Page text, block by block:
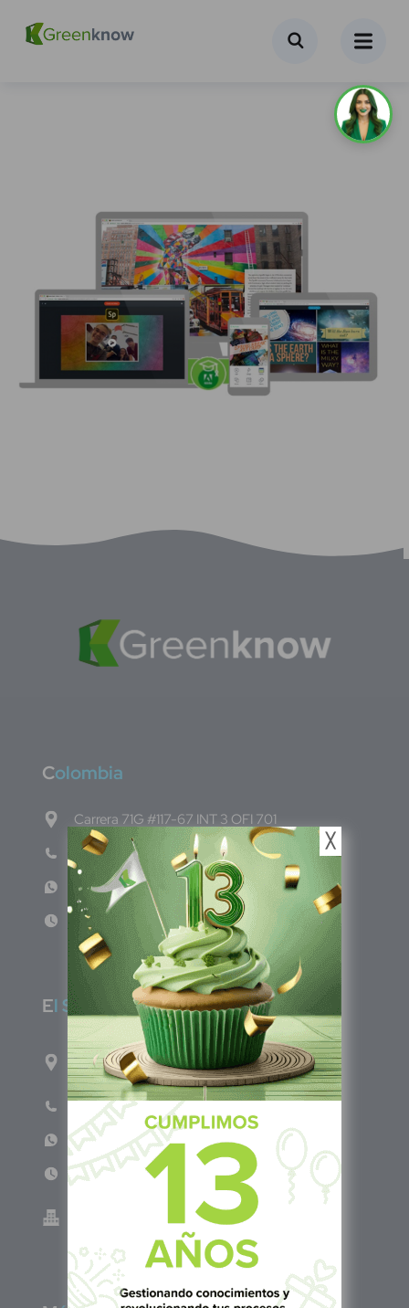
Colombia
Carrera 71G #117-67 INT 3 OFI 701
Teléfono: (601) 522 3869
WhatsApp: +57 317 4651554
Lun - Vie 8:00am - 5:00pm
El Salvador
1ro Cll Pte, y 61 Av Nte, #3206, Local 9, San
Salvador Centro
Teléfono: +503 6986 1402
WhatsApp: +503 7687 3923
Lun - Vie 8:00am - 5:00pm
Green Know S.A de C.V - El Salvador 0614-
╳